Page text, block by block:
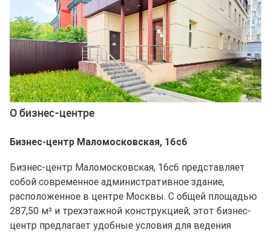
О бизнес-центре
Бизнес-центр Маломосковская, 16с6
Бизнес-центр Маломосковская, 16с6 представляет
собой современное административное здание,
расположенное в центре Москвы. С общей площадью
287,50 м² и трехэтажной конструкцией, этот бизнес-
центр предлагает удобные условия для ведения